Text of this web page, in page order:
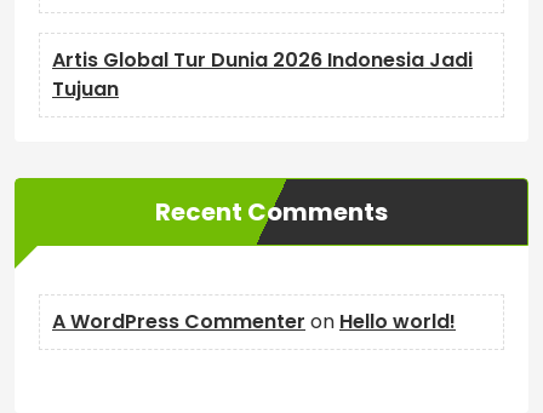
Artis Global Tur Dunia 2026 Indonesia Jadi
Tujuan
Recent Comments
A WordPress Commenter on Hello world!